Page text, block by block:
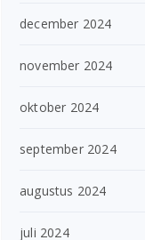
december 2024
november 2024
oktober 2024
september 2024
augustus 2024
juli 2024